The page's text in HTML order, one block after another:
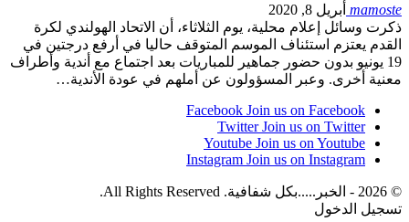
mamoste أبريل 8, 2020
ذكرت وسائل إعلام محلية، يوم الثلاثاء، أن الاتحاد الهولندي لكرة
القدم يعتزم استئناف الموسم المتوقف حاليا في أرفع درجتين في
19 يونيو بدون حضور جماهير للمباريات بعد اجتماع مع أندية وأطراف
معنية أخرى. وعبر المسؤولون عن أملهم في عودة الأندية…
Facebook Join us on Facebook
Twitter Join us on Twitter
Youtube Join us on Youtube
Instagram Join us on Instagram
© 2026 - الخبر.....بكل شفافية. All Rights Reserved.
تسجيل الدخول